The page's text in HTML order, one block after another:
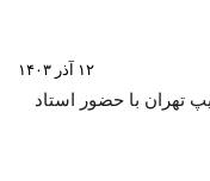
۱۲ آذر ۱۴۰۳
تهران با حضور استاد